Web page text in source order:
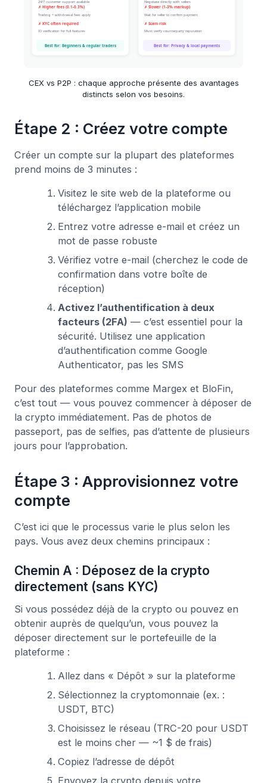
CEX vs P2P : chaque approche présente des avantages
distincts selon vos besoins.
Étape 2 : Créez votre compte
Créer un compte sur la plupart des plateformes
prend moins de 3 minutes :
Visitez le site web de la plateforme ou
téléchargez l’application mobile
Entrez votre adresse e-mail et créez un
mot de passe robuste
Vérifiez votre e-mail (cherchez le code de
confirmation dans votre boîte de
réception)
Activez l’authentification à deux
facteurs (2FA) — c’est essentiel pour la
sécurité. Utilisez une application
d’authentification comme Google
Authenticator, pas les SMS
Pour des plateformes comme Margex et BloFin,
c’est tout — vous pouvez commencer à déposer de
la crypto immédiatement. Pas de photos de
passeport, pas de selfies, pas d’attente de plusieurs
jours pour l’approbation.
Étape 3 : Approvisionnez votre
compte
C’est ici que le processus varie le plus selon les
pays. Vous avez deux chemins principaux :
Chemin A : Déposez de la crypto
directement (sans KYC)
Si vous possédez déjà de la crypto ou pouvez en
obtenir auprès de quelqu’un, vous pouvez la
déposer directement sur le portefeuille de la
plateforme :
Allez dans « Dépôt » sur la plateforme
Sélectionnez la cryptomonnaie (ex. :
USDT, BTC)
Choisissez le réseau (TRC-20 pour USDT
est le moins cher — ~1 $ de frais)
Copiez l’adresse de dépôt
Envoyez la crypto depuis votre